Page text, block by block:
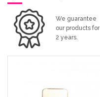
We guarantee
our products for
2 years.